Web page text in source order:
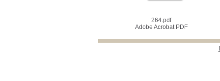
264.pdf
Adobe Acrobat PDF